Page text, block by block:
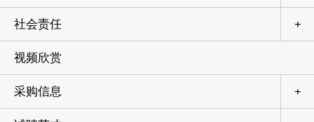
+
社会责任
视频欣赏
+
采购信息